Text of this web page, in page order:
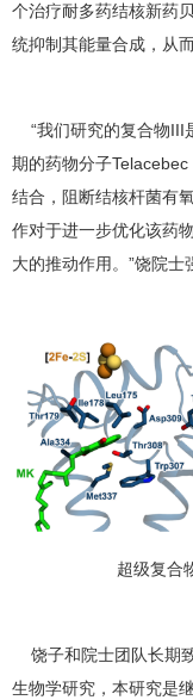
个治疗耐多药结核新药
统抑制其能量合成，从
“我们研究的复合物III
期的药物分子
结合，阻断结核杆菌有
作对于进一步优化该药
大的推动作用。”饶院士
超级复合
饶子和院士团队长期
生物学研究，本研究是